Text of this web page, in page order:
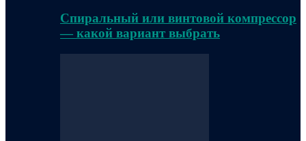
Спиральный или винтовой компрессор
— какой вариант выбрать